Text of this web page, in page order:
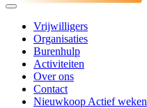
Vrijwilligers
Organisaties
Burenhulp
Activiteiten
Over ons
Contact
Nieuwkoop Actief weken